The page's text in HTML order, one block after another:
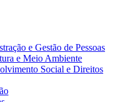
e Gestão de Pessoas
e Meio Ambiente
Social e Direitos